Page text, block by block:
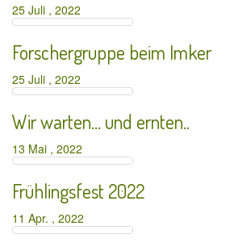
25 Juli , 2022
Forschergruppe beim Imker
25 Juli , 2022
Wir warten… und ernten..
13 Mai , 2022
Frühlingsfest 2022
11 Apr. , 2022